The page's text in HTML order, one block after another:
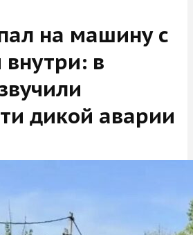
на машину с
в
дикой аварии